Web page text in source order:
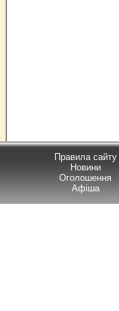
Правила сайту
Новини
Оголошення
Афіша